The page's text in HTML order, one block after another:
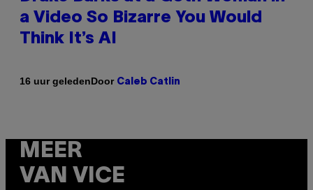
a Video So Bizarre You Would
Think It’s AI
16 uur geledenDoor Caleb Catlin
MEER
VAN VICE